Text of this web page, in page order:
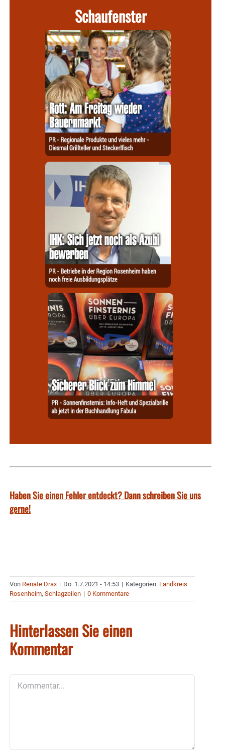
Schaufenster
Haben Sie einen Fehler entdeckt? Dann schreiben Sie uns
gerne!
Von Renate Drax | Do. 1.7.2021 - 14:53 | Kategorien: Landkreis
Rosenheim, Schlagzeilen | 0 Kommentare
Hinterlassen Sie einen
Kommentar